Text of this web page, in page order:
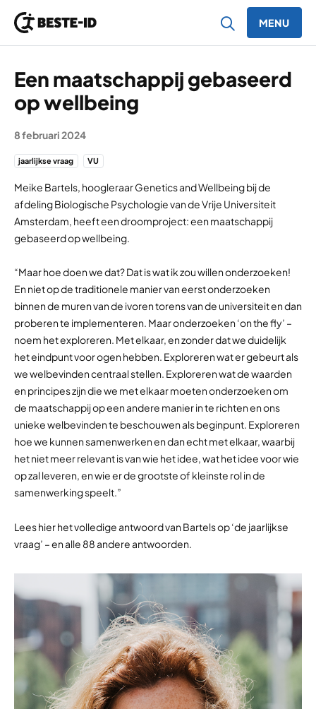
MENU
Een maatschappij gebaseerd
op wellbeing
8 februari 2024
jaarlijkse vraag VU
Meike Bartels, hoogleraar Genetics and Wellbeing bij de
afdeling Biologische Psychologie van de Vrije Universiteit
Amsterdam, heeft een droomproject: een maatschappij
gebaseerd op wellbeing.
“Maar hoe doen we dat? Dat is wat ik zou willen onderzoeken!
En niet op de traditionele manier van eerst onderzoeken
binnen de muren van de ivoren torens van de universiteit en dan
proberen te implementeren. Maar onderzoeken ‘on the fly’ –
noem het exploreren. Met elkaar, en zonder dat we duidelijk
het eindpunt voor ogen hebben. Exploreren wat er gebeurt als
we welbevinden centraal stellen. Exploreren wat de waarden
en principes zijn die we met elkaar moeten onderzoeken om
de maatschappij op een andere manier in te richten en ons
unieke welbevinden te beschouwen als beginpunt. Exploreren
hoe we kunnen samenwerken en dan echt met elkaar, waarbij
het niet meer relevant is van wie het idee, wat het idee voor wie
op zal leveren, en wie er de grootste of kleinste rol in de
samenwerking speelt.”
Lees hier het volledige antwoord van Bartels op ‘de jaarlijkse
vraag’ – en alle 88 andere antwoorden.